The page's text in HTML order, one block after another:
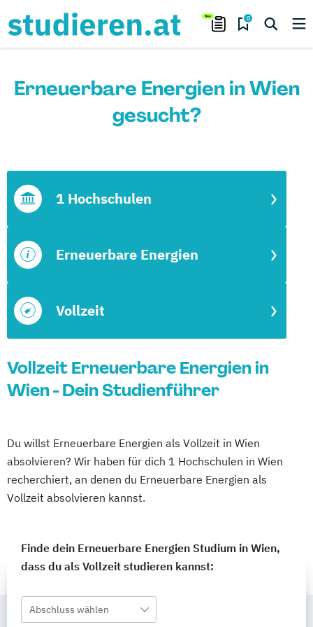
0
Erneuerbare Energien in Wien
gesucht?
Vollzeit
Erneuerbare Energien
1 Hochschulen
Vollzeit Erneuerbare Energien in
Wien - Dein Studienführer
Du willst Erneuerbare Energien als Vollzeit in Wien
absolvieren? Wir haben für dich 1 Hochschulen in Wien
recherchiert, an denen du Erneuerbare Energien als
Vollzeit absolvieren kannst.
Finde dein Erneuerbare Energien Studium in Wien,
dass du als Vollzeit studieren kannst:
Abschluss wählen